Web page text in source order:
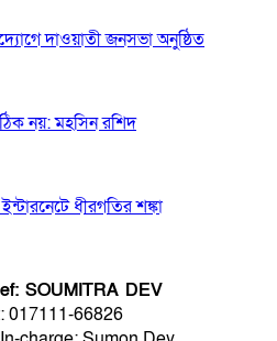
দাওয়াতী জনসভা অনুষ্ঠিত
নয়: মহসিন রশিদ
ধীরগতির শঙ্কা
SOUMITRA DEV
017111-66826